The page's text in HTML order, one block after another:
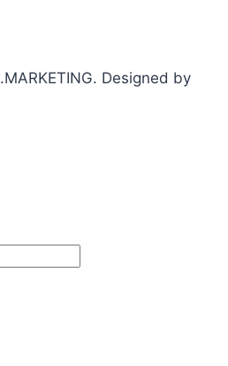
Designed by